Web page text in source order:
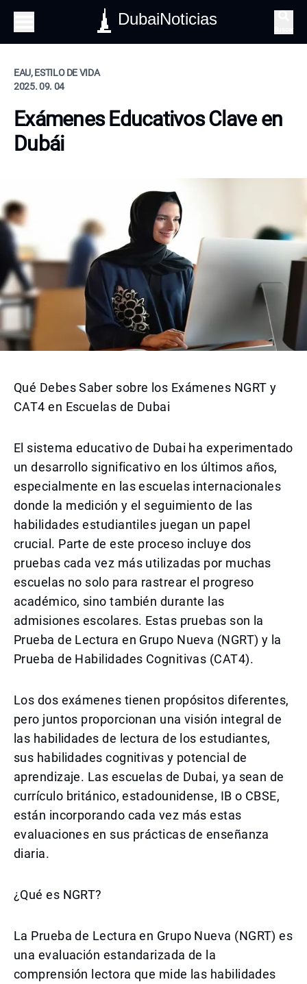
DubaiNoticias
EAU, ESTILO DE VIDA
2025. 09. 04
Exámenes Educativos Clave en
Dubái
Qué Debes Saber sobre los Exámenes NGRT y
CAT4 en Escuelas de Dubai
El sistema educativo de Dubai ha experimentado
un desarrollo significativo en los últimos años,
especialmente en las escuelas internacionales
donde la medición y el seguimiento de las
habilidades estudiantiles juegan un papel
crucial. Parte de este proceso incluye dos
pruebas cada vez más utilizadas por muchas
escuelas no solo para rastrear el progreso
académico, sino también durante las
admisiones escolares. Estas pruebas son la
Prueba de Lectura en Grupo Nueva (NGRT) y la
Prueba de Habilidades Cognitivas (CAT4).
Los dos exámenes tienen propósitos diferentes,
pero juntos proporcionan una visión integral de
las habilidades de lectura de los estudiantes,
sus habilidades cognitivas y potencial de
aprendizaje. Las escuelas de Dubai, ya sean de
currículo británico, estadounidense, IB o CBSE,
están incorporando cada vez más estas
evaluaciones en sus prácticas de enseñanza
diaria.
¿Qué es NGRT?
La Prueba de Lectura en Grupo Nueva (NGRT) es
una evaluación estandarizada de la
comprensión lectora que mide las habilidades